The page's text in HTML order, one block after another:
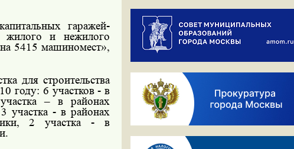
гаражей-
жилого и нежилого
на 5415 машиномест»,
для строительства
году: 6 участков - в
– в районах
участка - в районах
2 участка - в